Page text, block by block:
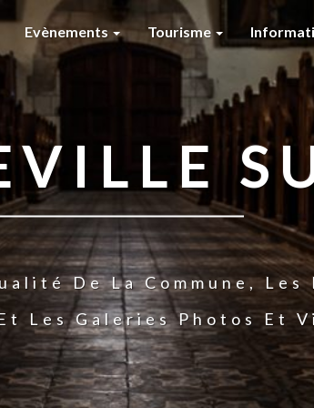
Evènements Tourisme
De La Commune,
Les Galeries Photos Et